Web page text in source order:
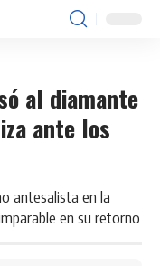
al diamante
ante los
antesalista en la
en su retorno